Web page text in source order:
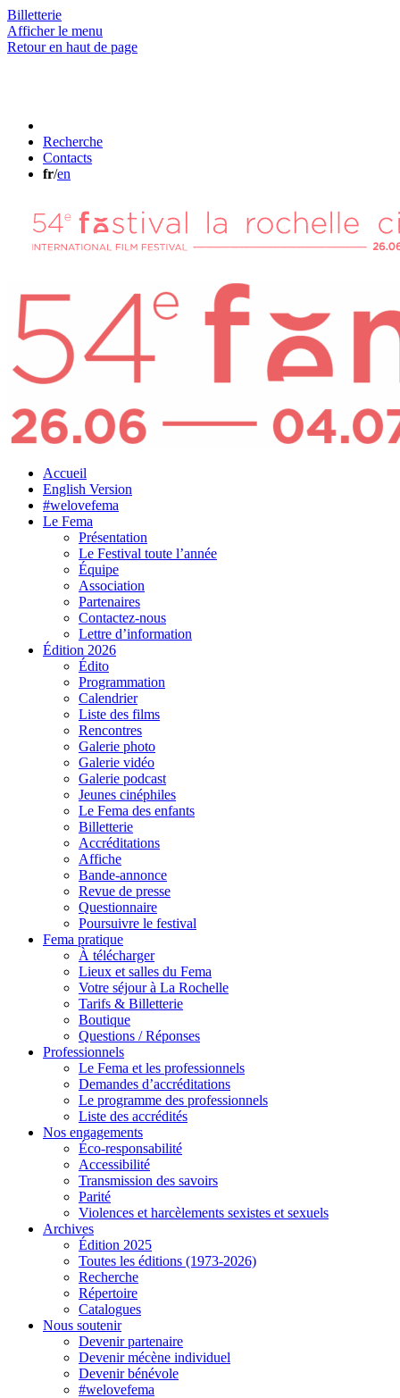
Billetterie
Afficher le menu
Retour en haut de page
Recherche
Contacts
fr/en
Accueil
English Version
#welovefema
Le Fema
Présentation
Le Festival toute l’année
Équipe
Association
Partenaires
Contactez-nous
Lettre d’information
Édition 2026
Édito
Programmation
Calendrier
Liste des films
Rencontres
Galerie photo
Galerie vidéo
Galerie podcast
Jeunes cinéphiles
Le Fema des enfants
Billetterie
Accréditations
Affiche
Bande-annonce
Revue de presse
Questionnaire
Poursuivre le festival
Fema pratique
À télécharger
Lieux et salles du Fema
Votre séjour à La Rochelle
Tarifs & Billetterie
Boutique
Questions / Réponses
Professionnels
Le Fema et les professionnels
Demandes d’accréditations
Le programme des professionnels
Liste des accrédités
Nos engagements
Éco-responsabilité
Accessibilité
Transmission des savoirs
Parité
Violences et harcèlements sexistes et sexuels
Archives
Édition 2025
Toutes les éditions (1973-2026)
Recherche
Répertoire
Catalogues
Nous soutenir
Devenir partenaire
Devenir mécène individuel
Devenir bénévole
#welovefema